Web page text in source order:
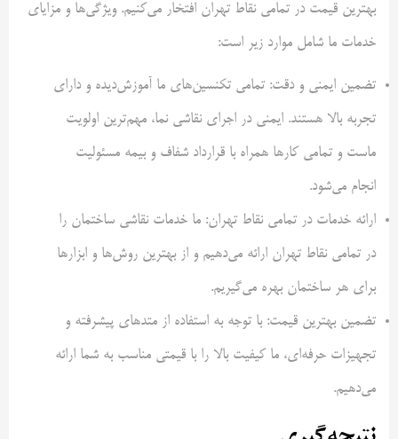
بهترین قیمت در تمامی نقاط تهران افتخار می‌کنیم. ویژگی‌ها و مزایای
خدمات ما شامل موارد زیر است:
تضمین ایمنی و دقت: تمامی تکنسین‌های ما آموزش‌دیده و دارای
تجربه بالا هستند. ایمنی در اجرای نقاشی نما، مهم‌ترین اولویت
ماست و تمامی کارها همراه با قرارداد شفاف و بیمه مسئولیت
انجام می‌شود.
ارائه خدمات در تمامی نقاط تهران: ما خدمات نقاشی ساختمان را
در تمامی نقاط تهران ارائه می‌دهیم و از بهترین روش‌ها و ابزارها
برای هر ساختمان بهره می‌گیریم.
تضمین بهترین قیمت: با توجه به استفاده از متدهای پیشرفته و
تجهیزات حرفه‌ای، ما کیفیت بالا را با قیمتی مناسب به شما ارائه
می‌دهیم.